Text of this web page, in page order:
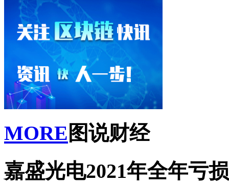
MORE 图说财经
嘉盛光电2021年全年亏